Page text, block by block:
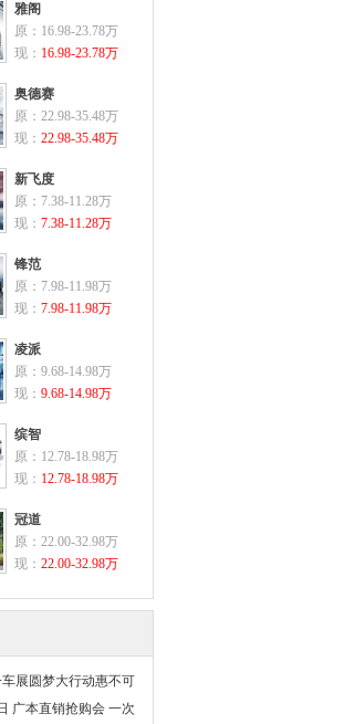
雅阁
原：16.98-23.78万
现： 16.98-23.78万
奥德赛
原：22.98-35.48万
现： 22.98-35.48万
新飞度
原：7.38-11.28万
现： 7.38-11.28万
锋范
原：7.98-11.98万
现： 7.98-11.98万
凌派
原：9.68-14.98万
现： 9.68-14.98万
缤智
原：12.78-18.98万
现： 12.78-18.98万
冠道
原：22.00-32.98万
现： 22.00-32.98万
展圆梦大行动惠不可
广本直销抢购会 一次